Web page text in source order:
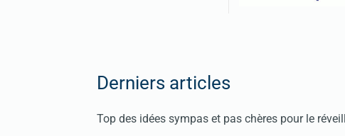
Derniers articles
Top des idées sympas et pas chères pour le